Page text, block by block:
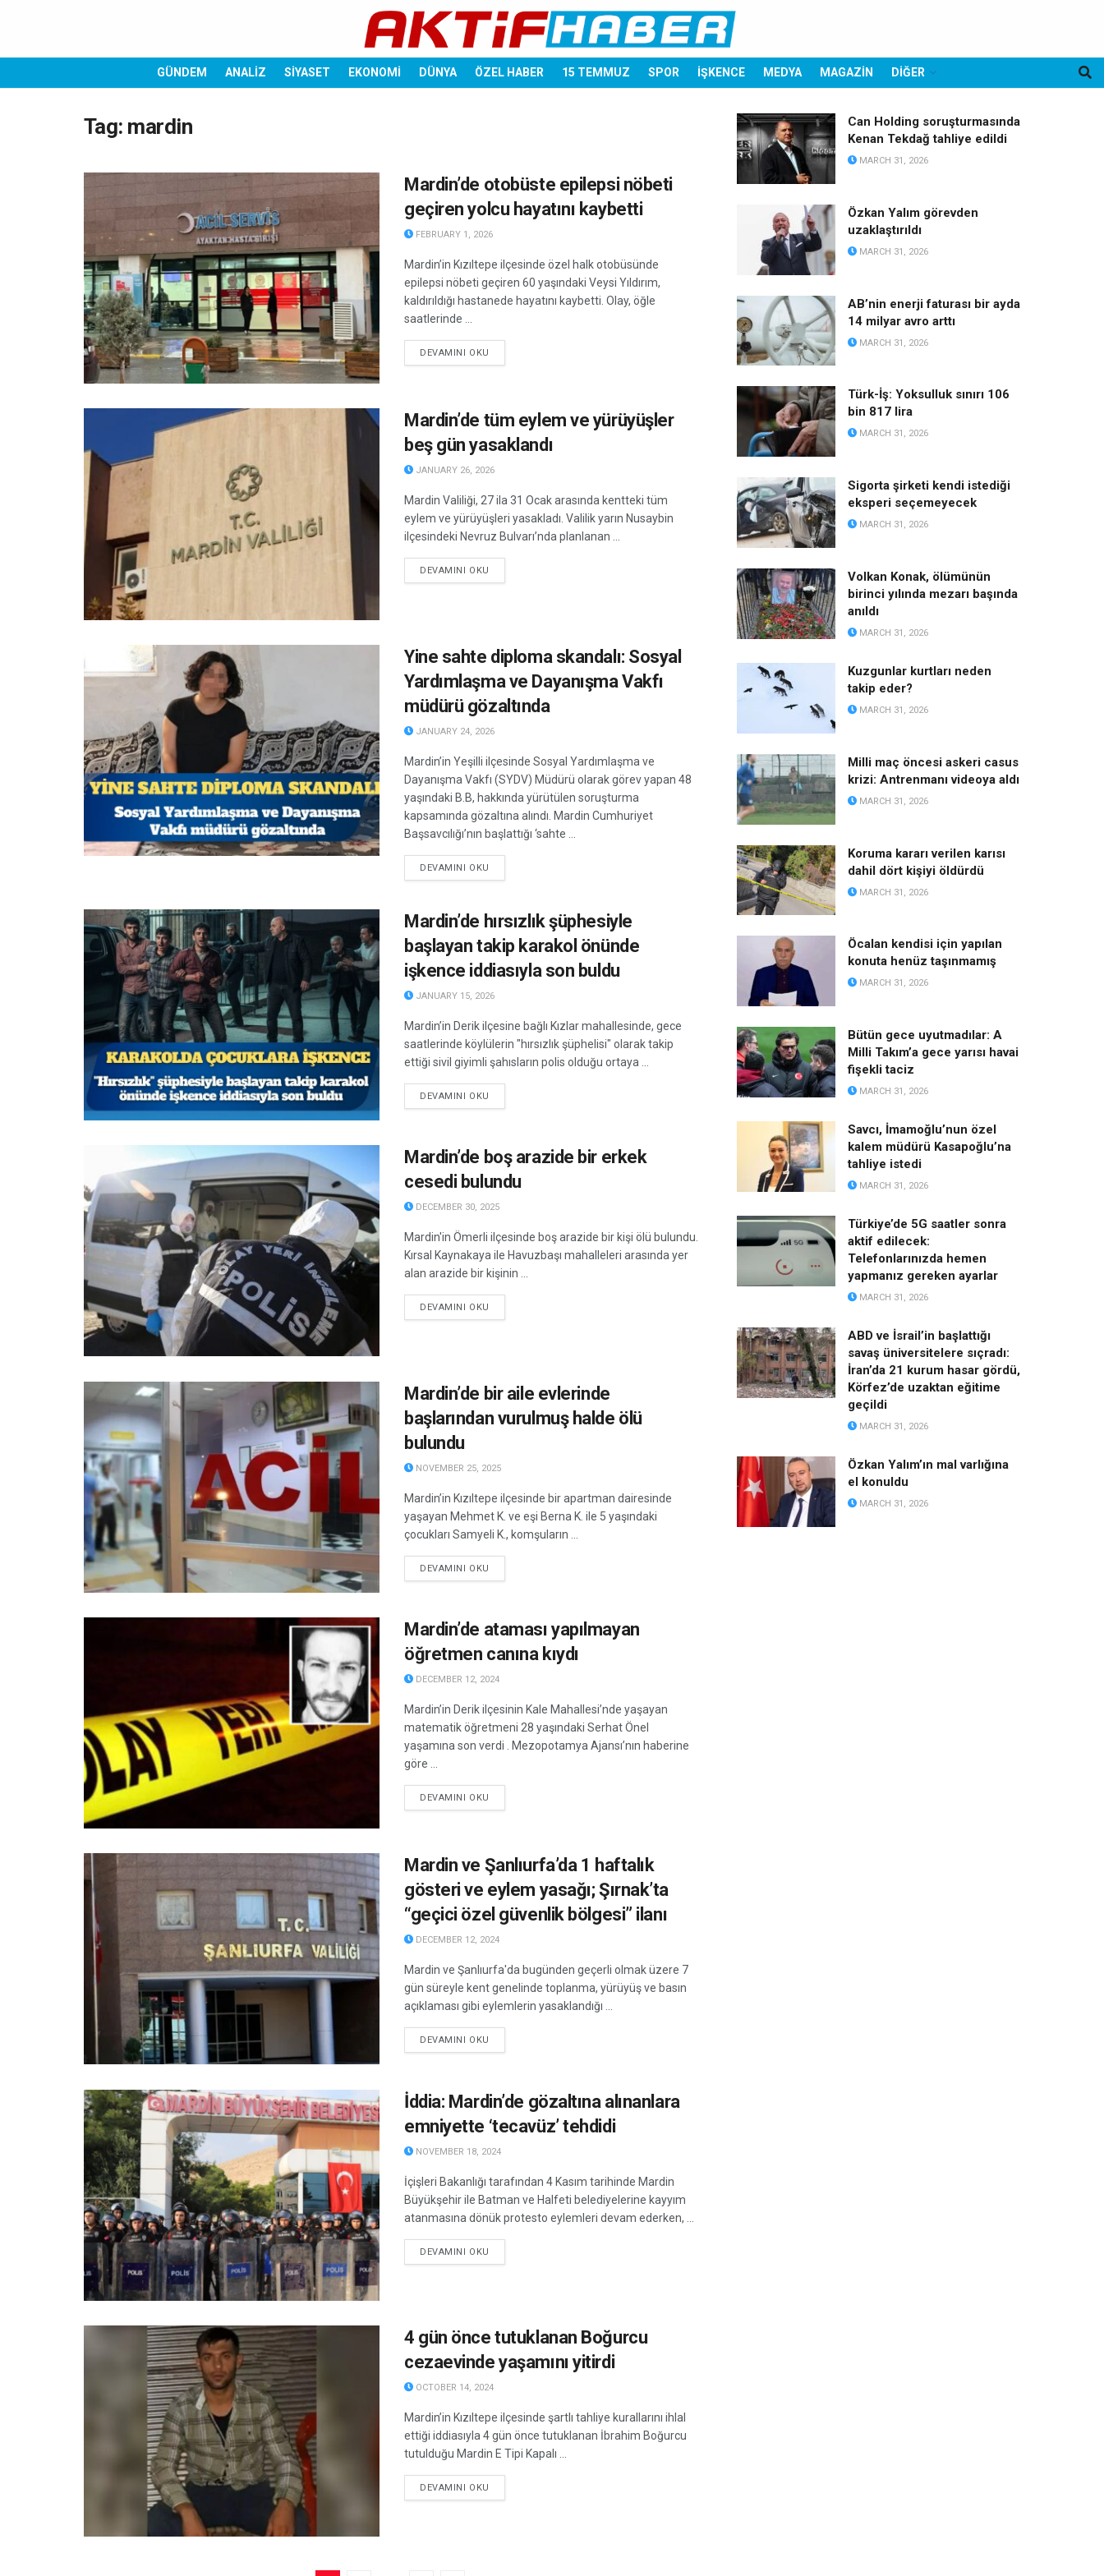
GÜNDEM ANALİZ SİYASET EKONOMİ DÜNYA ÖZEL HABER 15 TEMMUZ SPOR İŞKENCE MEDYA MAGAZİN DİĞER
Tag: mardin
Mardin’de otobüste epilepsi nöbeti
geçiren yolcu hayatını kaybetti
FEBRUARY 1, 2026
Mardin’in Kızıltepe ilçesinde özel halk otobüsünde
epilepsi nöbeti geçiren 60 yaşındaki Veysi Yıldırım,
kaldırıldığı hastanede hayatını kaybetti. Olay, öğle
saatlerinde ...
DEVAMINI OKU
Mardin’de tüm eylem ve yürüyüşler
beş gün yasaklandı
JANUARY 26, 2026
Mardin Valiliği, 27 ila 31 Ocak arasında kentteki tüm
eylem ve yürüyüşleri yasakladı. Valilik yarın Nusaybin
ilçesindeki Nevruz Bulvarı’nda planlanan ...
DEVAMINI OKU
Yine sahte diploma skandalı: Sosyal
Yardımlaşma ve Dayanışma Vakfı
müdürü gözaltında
JANUARY 24, 2026
Mardin’in Yeşilli ilçesinde Sosyal Yardımlaşma ve
Dayanışma Vakfı (SYDV) Müdürü olarak görev yapan 48
yaşındaki B.B, hakkında yürütülen soruşturma
kapsamında gözaltına alındı. Mardin Cumhuriyet
Başsavcılığı’nın başlattığı ‘sahte ...
DEVAMINI OKU
Mardin’de hırsızlık şüphesiyle
başlayan takip karakol önünde
işkence iddiasıyla son buldu
JANUARY 15, 2026
Mardin’in Derik ilçesine bağlı Kızlar mahallesinde, gece
saatlerinde köylülerin "hırsızlık şüphelisi" olarak takip
ettiği sivil giyimli şahısların polis olduğu ortaya ...
DEVAMINI OKU
Mardin’de boş arazide bir erkek
cesedi bulundu
DECEMBER 30, 2025
Mardin'in Ömerli ilçesinde boş arazide bir kişi ölü bulundu.
Kırsal Kaynakaya ile Havuzbaşı mahalleleri arasında yer
alan arazide bir kişinin ...
DEVAMINI OKU
Mardin’de bir aile evlerinde
başlarından vurulmuş halde ölü
bulundu
NOVEMBER 25, 2025
Mardin’in Kızıltepe ilçesinde bir apartman dairesinde
yaşayan Mehmet K. ve eşi Berna K. ile 5 yaşındaki
çocukları Samyeli K., komşuların ...
DEVAMINI OKU
Mardin’de ataması yapılmayan
öğretmen canına kıydı
DECEMBER 12, 2024
Mardin’in Derik ilçesinin Kale Mahallesi’nde yaşayan
matematik öğretmeni 28 yaşındaki Serhat Önel
yaşamına son verdi . Mezopotamya Ajansı’nın haberine
göre ...
DEVAMINI OKU
Mardin ve Şanlıurfa’da 1 haftalık
gösteri ve eylem yasağı; Şırnak’ta
“geçici özel güvenlik bölgesi” ilanı
DECEMBER 12, 2024
Mardin ve Şanlıurfa'da bugünden geçerli olmak üzere 7
gün süreyle kent genelinde toplanma, yürüyüş ve basın
açıklaması gibi eylemlerin yasaklandığı ...
DEVAMINI OKU
İddia: Mardin’de gözaltına alınanlara
emniyette ‘tecavüz’ tehdidi
NOVEMBER 18, 2024
İçişleri Bakanlığı tarafından 4 Kasım tarihinde Mardin
Büyükşehir ile Batman ve Halfeti belediyelerine kayyım
atanmasına dönük protesto eylemleri devam ederken, ...
DEVAMINI OKU
4 gün önce tutuklanan Boğurcu
cezaevinde yaşamını yitirdi
OCTOBER 14, 2024
Mardin’in Kızıltepe ilçesinde şartlı tahliye kurallarını ihlal
ettiği iddiasıyla 4 gün önce tutuklanan İbrahim Boğurcu
tutulduğu Mardin E Tipi Kapalı ...
DEVAMINI OKU
Can Holding soruşturmasında
Kenan Tekdağ tahliye edildi
MARCH 31, 2026
Özkan Yalım görevden
uzaklaştırıldı
MARCH 31, 2026
AB’nin enerji faturası bir ayda
14 milyar avro arttı
MARCH 31, 2026
Türk-İş: Yoksulluk sınırı 106
bin 817 lira
MARCH 31, 2026
Sigorta şirketi kendi istediği
eksperi seçemeyecek
MARCH 31, 2026
Volkan Konak, ölümünün
birinci yılında mezarı başında
anıldı
MARCH 31, 2026
Kuzgunlar kurtları neden
takip eder?
MARCH 31, 2026
Milli maç öncesi askeri casus
krizi: Antrenmanı videoya aldı
MARCH 31, 2026
Koruma kararı verilen karısı
dahil dört kişiyi öldürdü
MARCH 31, 2026
Öcalan kendisi için yapılan
konuta henüz taşınmamış
MARCH 31, 2026
Bütün gece uyutmadılar: A
Milli Takım’a gece yarısı havai
fişekli taciz
MARCH 31, 2026
Savcı, İmamoğlu’nun özel
kalem müdürü Kasapoğlu’na
tahliye istedi
MARCH 31, 2026
Türkiye’de 5G saatler sonra
aktif edilecek:
Telefonlarınızda hemen
yapmanız gereken ayarlar
MARCH 31, 2026
ABD ve İsrail’in başlattığı
savaş üniversitelere sıçradı:
İran’da 21 kurum hasar gördü,
Körfez’de uzaktan eğitime
geçildi
MARCH 31, 2026
Özkan Yalım’ın mal varlığına
el konuldu
MARCH 31, 2026